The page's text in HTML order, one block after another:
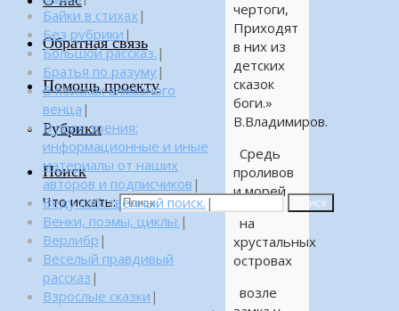
Обратная связь
Помощь проекту
Рубрики
Поиск
Что искать: Поиск
чертоги,
Приходят
в них из
детских
сказок
боги.»
В.Владимиров.
Средь
проливов
и морей
на
хрустальных
островах
возле
Байки в стихах |
Без рубрики |
Большой рассказ. |
Братья по разуму|
В поисках алмазного
венца |
В поле зрения:
информационные и иные
материалы от наших
авторов и подписчиков |
Веду собственный поиск. |
Венки, поэмы, циклы. |
Верлибр |
Веселый правдивый
рассказ |
Взрослые сказки |